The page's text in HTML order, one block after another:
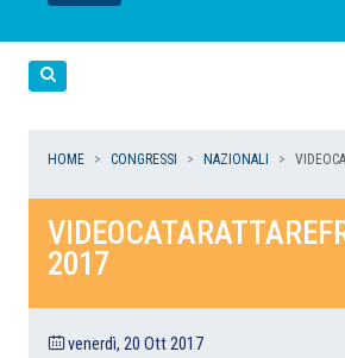
LEGGI
LEGGI
LEGGI
LEGGI
HOME CONGRESSI NAZIONALI
2017
venerdì, 20 Ott 2017